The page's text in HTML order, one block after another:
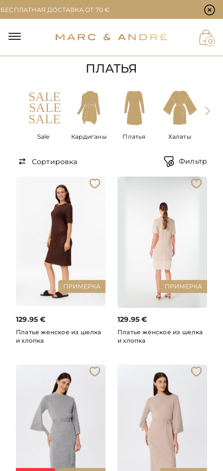
0
ДОСТАВКА ОТ 70 €
ПЛАТЬЯ
Sale Кардиганы Платья Халаты
Сортировка Фильтр
ПРИМЕРКА
129.95 €
Платье женское из шелка
и хлопка
ПРИМЕРКА
129.95 €
Платье женское из шелка
и хлопка